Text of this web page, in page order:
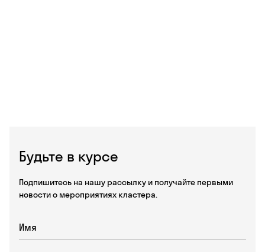
Будьте в курсе
Подпишитесь на нашу рассылку и получайте первыми
новости о мероприятиях кластера.